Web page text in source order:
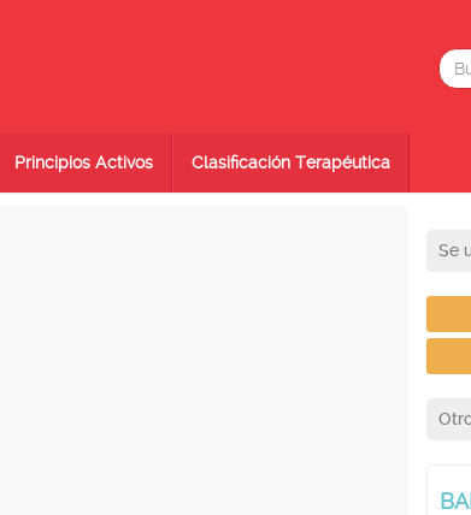
Principios Activos Clasificación Terapéutica
Se